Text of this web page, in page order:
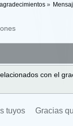
»
con el
tuyos Gracias